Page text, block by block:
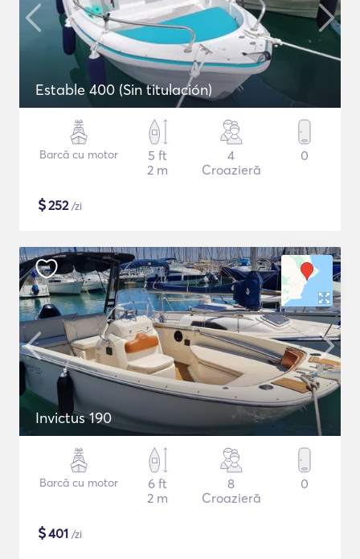
Estable 400 (Sin titulación)
Barcă cu motor
5 ft
2 m
4
Croazieră
0
$252/zi
Invictus 190
Barcă cu motor
6 ft
2 m
8
Croazieră
0
$401 /zi